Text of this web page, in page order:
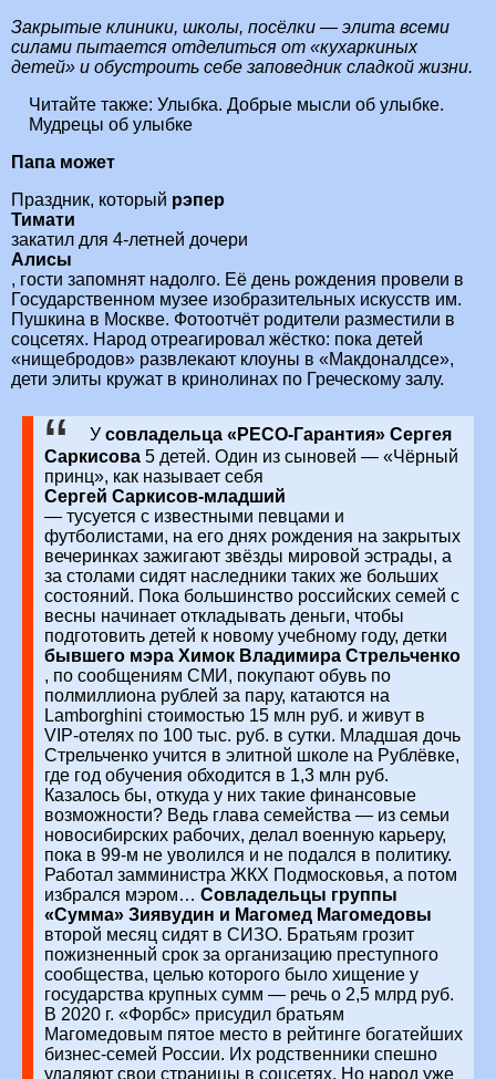
Закрытые клиники, школы, посёлки — элита всеми
силами пытается отделиться от «кухаркиных
детей» и обустроить себе заповедник сладкой жизни.
Читайте также: Улыбка. Добрые мысли об улыбке.
Мудрецы об улыбке
Папа может
Праздник, который рэпер
Тимати
закатил для 4-летней дочери
Алисы
, гости запомнят надолго. Её день рождения провели в
Государственном музее изобразительных искусств им.
Пушкина в Москве. Фотоотчёт родители разместили в
соцсетях. Народ отреагировал жёстко: пока детей
«нищебродов» развлекают клоуны в «Макдоналдсе»,
дети элиты кружат в кринолинах по Греческому залу.
У совладельца «РЕСО-Гарантия» Сергея
Саркисова 5 детей. Один из сыновей — «Чёрный
принц», как называет себя
Сергей Саркисов-младший
— тусуется с известными певцами и
футболистами, на его днях рождения на закрытых
вечеринках зажигают звёзды мировой эстрады, а
за столами сидят наследники таких же больших
состояний. Пока большинство российских семей с
весны начинает откладывать деньги, чтобы
подготовить детей к новому учебному году, детки
бывшего мэра Химок Владимира Стрельченко
, по сообщениям СМИ, покупают обувь по
полмиллиона рублей за пару, катаются на
Lamborghini стоимостью 15 млн руб. и живут в
VIP-отелях по 100 тыс. руб. в сутки. Младшая дочь
Стрельченко учится в элитной школе на Рублёвке,
где год обучения обходится в 1,3 млн руб.
Казалось бы, откуда у них такие финансовые
возможности? Ведь глава семейства — из семьи
новосибирских рабочих, делал военную карьеру,
пока в 99-м не уволился и не подался в политику.
Работал замминистра ЖКХ Подмосковья, а потом
избрался мэром… Совладельцы группы
«Сумма» Зиявудин и Магомед Магомедовы
второй месяц сидят в СИЗО. Братьям грозит
пожизненный срок за организацию преступного
сообщества, целью которого было хищение у
государства крупных сумм — речь о 2,5 млрд руб.
В 2020 г. «Форбс» присудил братьям
Магомедовым пятое место в рейтинге богатейших
бизнес-семей России. Их родственники спешно
удаляют свои страницы в соцсетях. Но народ уже